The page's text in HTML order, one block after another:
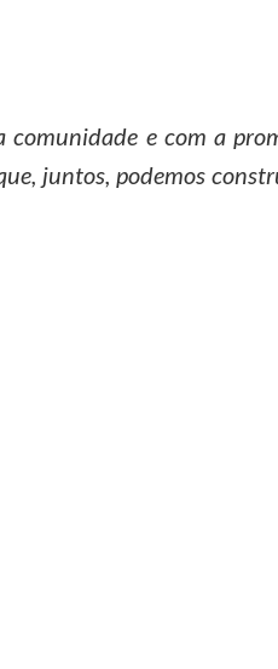
e com a
juntos, podemos